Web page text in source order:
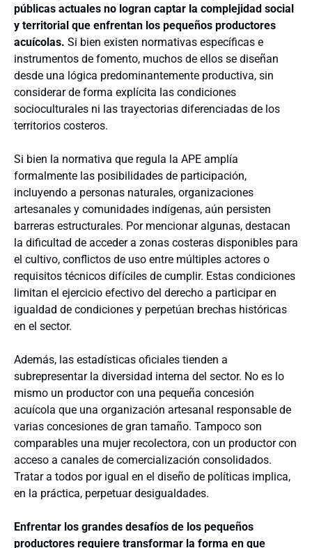
públicas actuales no logran captar la complejidad social
y territorial que enfrentan los pequeños productores
acuícolas. Si bien existen normativas específicas e
instrumentos de fomento, muchos de ellos se diseñan
desde una lógica predominantemente productiva, sin
considerar de forma explícita las condiciones
socioculturales ni las trayectorias diferenciadas de los
territorios costeros.
Si bien la normativa que regula la APE amplía
formalmente las posibilidades de participación,
incluyendo a personas naturales, organizaciones
artesanales y comunidades indígenas, aún persisten
barreras estructurales. Por mencionar algunas, destacan
la dificultad de acceder a zonas costeras disponibles para
el cultivo, conflictos de uso entre múltiples actores o
requisitos técnicos difíciles de cumplir. Estas condiciones
limitan el ejercicio efectivo del derecho a participar en
igualdad de condiciones y perpetúan brechas históricas
en el sector.
Además, las estadísticas oficiales tienden a
subrepresentar la diversidad interna del sector. No es lo
mismo un productor con una pequeña concesión
acuícola que una organización artesanal responsable de
varias concesiones de gran tamaño. Tampoco son
comparables una mujer recolectora, con un productor con
acceso a canales de comercialización consolidados.
Tratar a todos por igual en el diseño de políticas implica,
en la práctica, perpetuar desigualdades.
Enfrentar los grandes desafíos de los pequeños
productores requiere transformar la forma en que